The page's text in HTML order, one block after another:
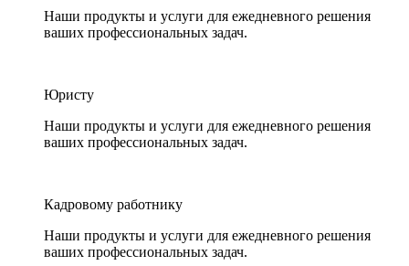
Наши продукты и услуги для ежедневного решения
ваших профессиональных задач.
Юристу
Наши продукты и услуги для ежедневного решения
ваших профессиональных задач.
Кадровому работнику
Наши продукты и услуги для ежедневного решения
ваших профессиональных задач.